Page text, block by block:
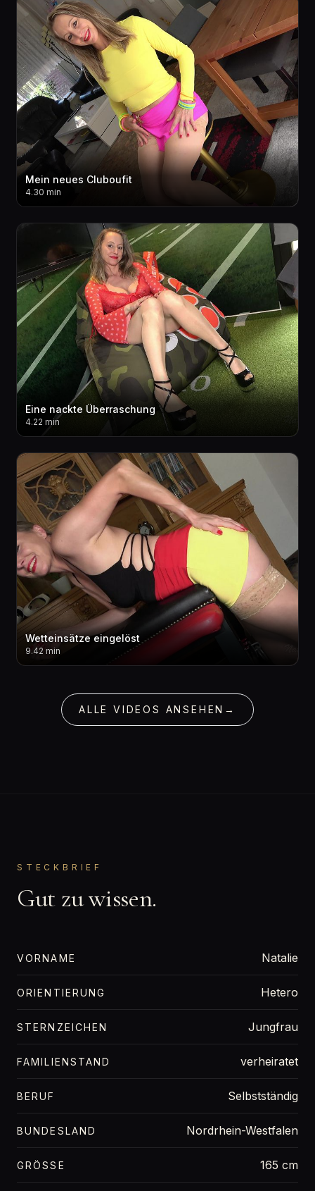
Mein neues Cluboufit
4.30 min
Eine nackte Überraschung
4.22 min
Wetteinsätze eingelöst
9.42 min
ALLE VIDEOS ANSEHEN →
STECKBRIEF
Gut zu wissen.
VORNAME Natalie
ORIENTIERUNG Hetero
STERNZEICHEN Jungfrau
FAMILIENSTAND verheiratet
BERUF Selbstständig
BUNDESLAND Nordrhein-Westfalen
GRÖSSE 165 cm